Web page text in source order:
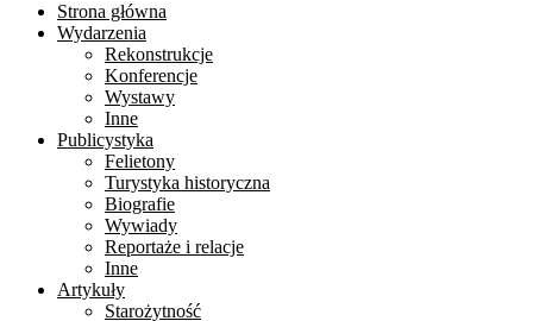
Strona główna
Wydarzenia
Rekonstrukcje
Konferencje
Wystawy
Inne
Publicystyka
Felietony
Turystyka historyczna
Biografie
Wywiady
Reportaże i relacje
Inne
Artykuły
Starożytność